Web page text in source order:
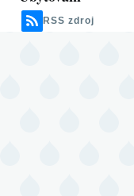
RSS zdroj